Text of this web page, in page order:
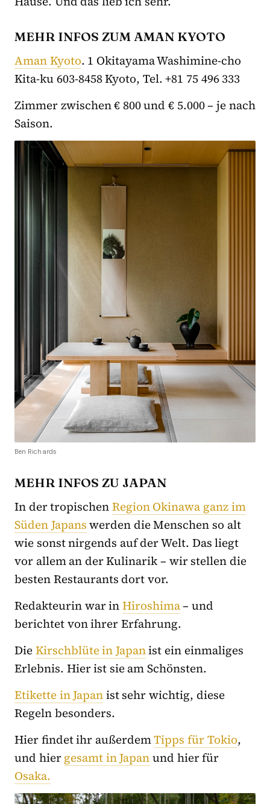
MEHR INFOS ZUM AMAN KYOTO
Aman Kyoto. 1 Okitayama Washimine-cho
Kita-ku 603-8458 Kyoto, Tel. +81 75 496 333
Zimmer zwischen € 800 und € 5.000 – je nach
Saison.
Ben Richards
MEHR INFOS ZU JAPAN
In der tropischenRegion Okinawa ganz im
Süden Japanswerden die Menschen so alt
wie sonst nirgends auf der Welt. Das liegt
vor allem an der Kulinarik – wir stellen die
besten Restaurants dort vor.
Redakteurin war inHiroshima– und
berichtet von ihrer Erfahrung.
DieKirschblüte in Japanist ein einmaliges
Erlebnis. Hier ist sie am Schönsten.
Etikette in Japanist sehr wichtig, diese
Regeln besonders.
Hier findet ihr außerdemTipps für Tokio,
und hiergesamt in Japanund hier für
Osaka.